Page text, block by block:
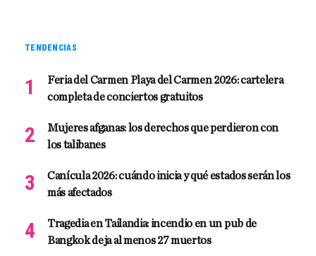
TENDENCIAS
Feria del Carmen Playa del Carmen 2026: cartelera
completa de conciertos gratuitos
Mujeres afganas: los derechos que perdieron con
los talibanes
Canícula 2026: cuándo inicia y qué estados serán los
más afectados
Tragedia en Tailandia: incendio en un pub de
Bangkok deja al menos 27 muertos